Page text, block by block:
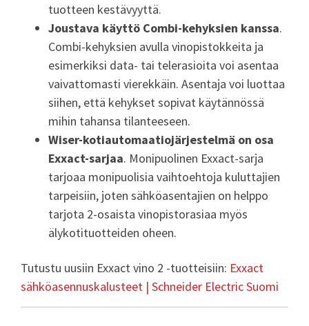
tuotteen kestävyyttä.
Joustava käyttö Combi-kehyksien kanssa.
Combi-kehyksien avulla vinopistokkeita ja
esimerkiksi data- tai telerasioita voi asentaa
vaivattomasti vierekkäin. Asentaja voi luottaa
siihen, että kehykset sopivat käytännössä
mihin tahansa tilanteeseen.
Wiser-kotiautomaatiojärjestelmä on osa
Exxact-sarjaa. Monipuolinen Exxact-sarja
tarjoaa monipuolisia vaihtoehtoja kuluttajien
tarpeisiin, joten sähköasentajien on helppo
tarjota 2-osaista vinopistorasiaa myös
älykotituotteiden oheen.
Tutustu uusiin Exxact vino 2 -tuotteisiin: Exxact
sähköasennuskalusteet | Schneider Electric Suomi